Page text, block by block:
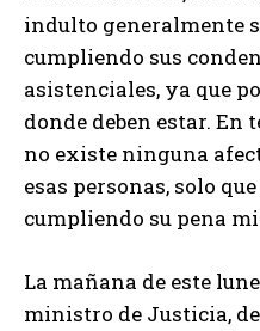
indulto generalmente
cumpliendo sus
asistenciales, ya que
donde deben estar.
no existe ninguna
esas personas, solo
cumpliendo su pena
La mañana de este
ministro de Justicia,